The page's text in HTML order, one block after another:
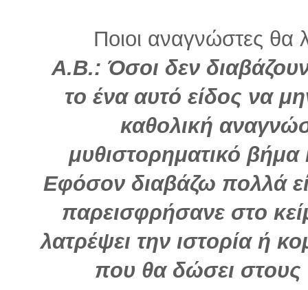
Ποιοι αναγνώστες θα
Α.Β.: Όσοι δεν
το ένα αυτό είδος να
καθολική
μυθιστορηματικό βήμα
Εφόσον διαβάζω πολλά
παρεισφρήσανε στο
λατρέψει την ιστορία ή
που θα δώσει στους